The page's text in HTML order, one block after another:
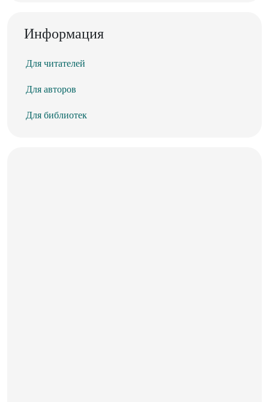
Информация
Для читателей
Для авторов
Для библиотек